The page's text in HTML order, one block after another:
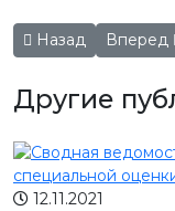
Предыдущий:
Назад Вперед
Другие
12.11.2021